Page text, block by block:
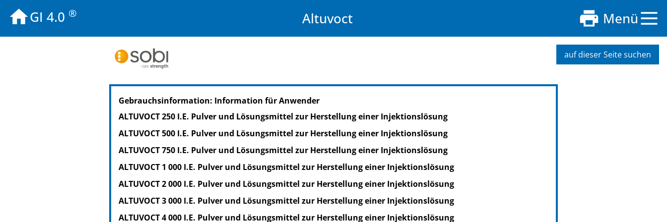
GI 4.0 ® Altuvoct Menü
auf dieser Seite suchen
PZN: 19106706
PPN: 111910670659
GTIN: 07350031444261
Gebrauchsinformation: Information für Anwender
ALTUVOCT 250 I.E. Pulver und Lösungsmittel zur Herstellung einer Injektionslösung
ALTUVOCT 500 I.E. Pulver und Lösungsmittel zur Herstellung einer Injektionslösung
ALTUVOCT 750 I.E. Pulver und Lösungsmittel zur Herstellung einer Injektionslösung
ALTUVOCT 1 000 I.E. Pulver und Lösungsmittel zur Herstellung einer Injektionslösung
ALTUVOCT 2 000 I.E. Pulver und Lösungsmittel zur Herstellung einer Injektionslösung
ALTUVOCT 3 000 I.E. Pulver und Lösungsmittel zur Herstellung einer Injektionslösung
ALTUVOCT 4 000 I.E. Pulver und Lösungsmittel zur Herstellung einer Injektionslösung